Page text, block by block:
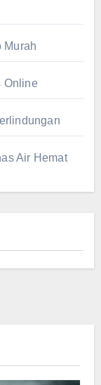
Murah
Online
Air Hemat